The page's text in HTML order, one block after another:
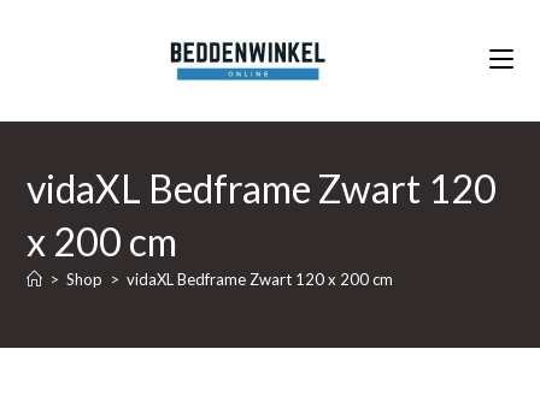
vidaXL Bedframe Zwart 120
x 200 cm
> Shop > vidaXL Bedframe Zwart 120 x 200 cm